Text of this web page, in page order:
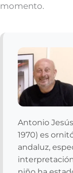
momento.
Antonio
1970) es
andaluz,